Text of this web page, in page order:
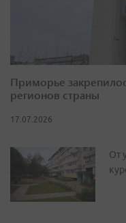
Приморье
регионов страны
17.07.2026
От